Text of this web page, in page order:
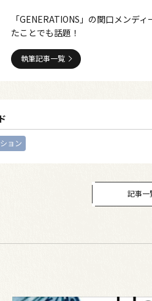
「GENERATIONS」の関口メンデ
たことでも話題！
執筆記事一覧
ョン
記事一